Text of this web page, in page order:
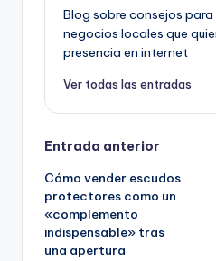
Blog sobre consejos
negocios locales que
presencia en internet
Ver todas las entradas
Navegación
de
entradas
Entrada anterior
Cómo vender escudos
protectores como un
«complemento
indispensable» tras
una apertura